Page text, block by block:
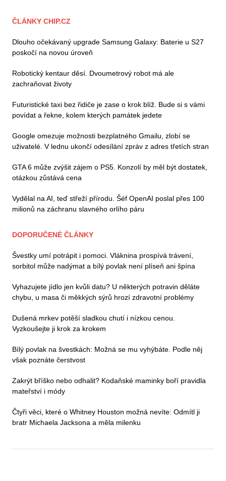
ČLÁNKY CHIP.CZ
Dlouho očekávaný upgrade Samsung Galaxy: Baterie u S27
poskočí na novou úroveň
Robotický kentaur děsí. Dvoumetrový robot má ale
zachraňovat životy
Futuristické taxi bez řidiče je zase o krok blíž. Bude si s vámi
povídat a řekne, kolem kterých památek jedete
Google omezuje možnosti bezplatného Gmailu, zlobí se
uživatelé. V lednu ukončí odesílání zpráv z adres třetích stran
GTA 6 může zvýšit zájem o PS5. Konzolí by měl být dostatek,
otázkou zůstává cena
Vydělal na AI, teď střeží přírodu. Šéf OpenAI poslal přes 100
milionů na záchranu slavného orlího páru
DOPORUČENÉ ČLÁNKY
Švestky umí potrápit i pomoci. Vláknina prospívá trávení,
sorbitol může nadýmat a bílý povlak není plíseň ani špína
Vyhazujete jídlo jen kvůli datu? U některých potravin děláte
chybu, u masa či měkkých sýrů hrozí zdravotní problémy
Dušená mrkev potěší sladkou chutí i nízkou cenou.
Vyzkoušejte ji krok za krokem
Bílý povlak na švestkách: Možná se mu vyhýbáte. Podle něj
však poznáte čerstvost
Zakrýt bříško nebo odhalit? Kodaňské maminky boří pravidla
mateřství i módy
Čtyři věci, které o Whitney Houston možná nevíte: Odmítl ji
bratr Michaela Jacksona a měla milenku